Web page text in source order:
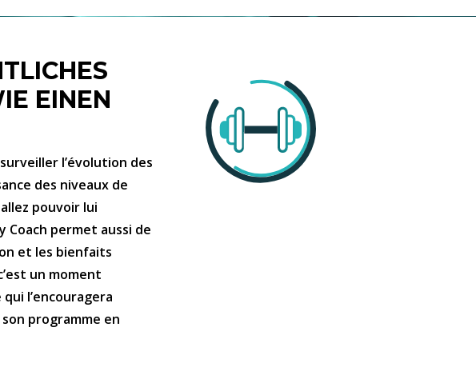
EINEN
l’évolution des
des niveaux de
pouvoir lui
Coach permet aussi de
et les bienfaits
un moment
l’encouragera
programme en